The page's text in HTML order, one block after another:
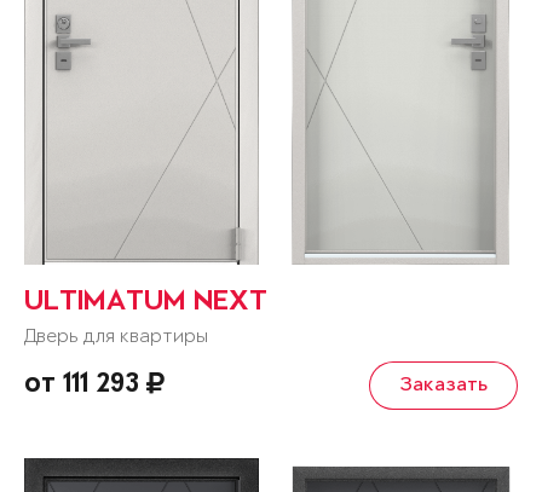
ULTIMATUM NEXT
Дверь для квартиры
от 111 293 Заказать